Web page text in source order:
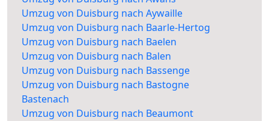
Umzug von Duisburg nach Aywaille
Umzug von Duisburg nach Baarle-Hertog
Umzug von Duisburg nach Baelen
Umzug von Duisburg nach Balen
Umzug von Duisburg nach Bassenge
Umzug von Duisburg nach Bastogne
Bastenach
Umzug von Duisburg nach Beaumont